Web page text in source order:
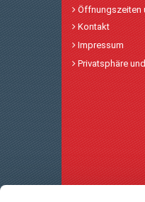
Öffnungszeiten
Kontakt
Impressum
Privatsphäre